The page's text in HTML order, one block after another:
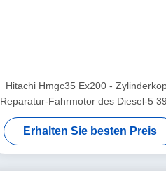
Hitachi Hmgc35 Ex200 -
Reparatur-Fahrmotor des Diesel-5
Kolben 2300
Erhalten Sie besten Preis